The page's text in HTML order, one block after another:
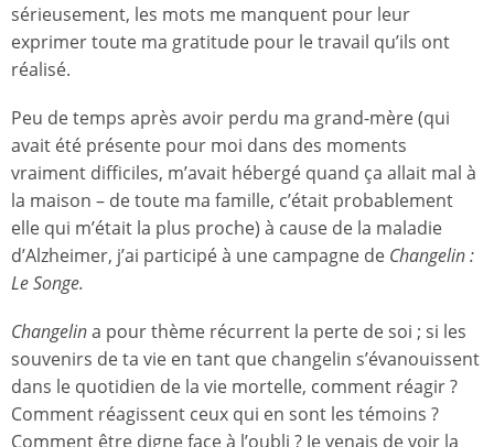
sérieusement, les mots me manquent pour leur
exprimer toute ma gratitude pour le travail qu’ils ont
réalisé.
Peu de temps après avoir perdu ma grand-mère (qui
avait été présente pour moi dans des moments
vraiment difficiles, m’avait hébergé quand ça allait mal à
la maison – de toute ma famille, c’était probablement
elle qui m’était la plus proche) à cause de la maladie
d’Alzheimer, j’ai participé à une campagne de Changelin :
Le Songe.
Changelina pour thème récurrent la perte de soi ; si les
souvenirs de ta vie en tant que changelin s’évanouissent
dans le quotidien de la vie mortelle, comment réagir ?
Comment réagissent ceux qui en sont les témoins ?
Comment être digne face à l’oubli ? Je venais de voir la